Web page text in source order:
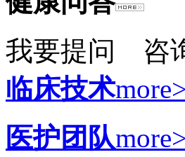
我要提问
咨
临床技术
医护团队